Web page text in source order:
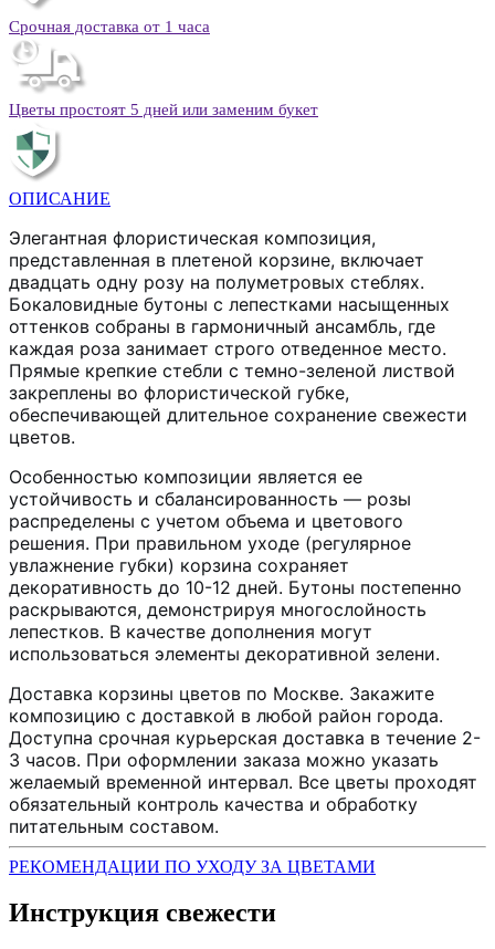
Срочная доставка от 1 часа
Цветы простоят 5 дней или заменим букет
ОПИСАНИЕ
Элегантная флористическая композиция,
представленная в плетеной корзине, включает
двадцать одну розу на полуметровых стеблях.
Бокаловидные бутоны с лепестками насыщенных
оттенков собраны в гармоничный ансамбль, где
каждая роза занимает строго отведенное место.
Прямые крепкие стебли с темно-зеленой листвой
закреплены во флористической губке,
обеспечивающей длительное сохранение свежести
цветов.
Особенностью композиции является ее
устойчивость и сбалансированность — розы
распределены с учетом объема и цветового
решения. При правильном уходе (регулярное
увлажнение губки) корзина сохраняет
декоративность до 10-12 дней. Бутоны постепенно
раскрываются, демонстрируя многослойность
лепестков. В качестве дополнения могут
использоваться элементы декоративной зелени.
Доставка корзины цветов по Москве. Закажите
композицию с доставкой в любой район города.
Доступна срочная курьерская доставка в течение 2-
3 часов. При оформлении заказа можно указать
желаемый временной интервал. Все цветы проходят
обязательный контроль качества и обработку
питательным составом.
РЕКОМЕНДАЦИИ ПО УХОДУ ЗА ЦВЕТАМИ
Инструкция свежести